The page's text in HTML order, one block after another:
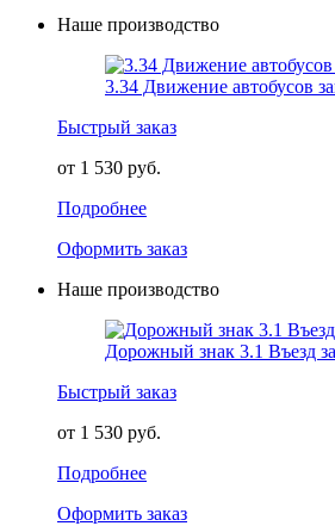
Наше производство
3.34 Движение автобусов
Быстрый заказ
от 1 530 руб.
Подробнее
Оформить заказ
Наше производство
Дорожный знак 3.1 Въезд
Быстрый заказ
от 1 530 руб.
Подробнее
Оформить заказ